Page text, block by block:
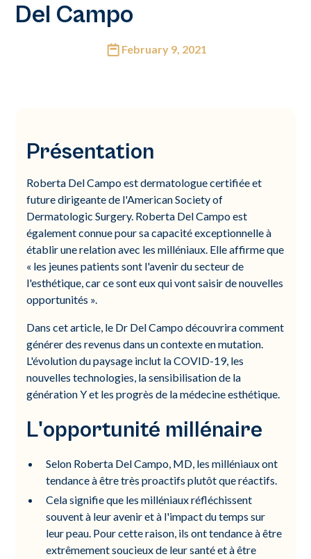
Del Campo
February 9, 2021
Présentation
Roberta Del Campo est dermatologue certifiée et
future dirigeante de l'American Society of
Dermatologic Surgery. Roberta Del Campo est
également connue pour sa capacité exceptionnelle à
établir une relation avec les milléniaux. Elle affirme que
« les jeunes patients sont l'avenir du secteur de
l'esthétique, car ce sont eux qui vont saisir de nouvelles
opportunités ».
Dans cet article, le Dr Del Campo découvrira comment
générer des revenus dans un contexte en mutation.
L'évolution du paysage inclut la COVID-19, les
nouvelles technologies, la sensibilisation de la
génération Y et les progrès de la médecine esthétique.
L'opportunité millénaire
Selon Roberta Del Campo, MD, les milléniaux ont
tendance à être très proactifs plutôt que réactifs.
Cela signifie que les milléniaux réfléchissent
souvent à leur avenir et à l'impact du temps sur
leur peau. Pour cette raison, ils ont tendance à être
extrêmement soucieux de leur santé et à être